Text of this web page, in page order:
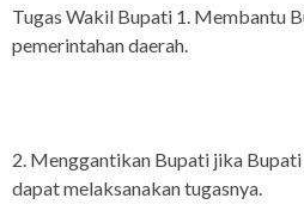
Tugas Wakil Bupati 1. Membantu
pemerintahan daerah.
2. Menggantikan Bupati jika
dapat melaksanakan tugasnya.